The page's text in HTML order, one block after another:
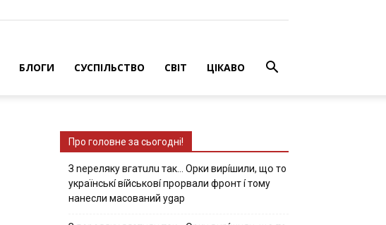
БЛОГИ СУСПІЛЬСТВО СВІТ ЦІКАВО
Про головне за сьогодні!
З nepeлякy вгaтuлu тaк… Opки виpíшили, щօ тo
yкpaїнcькí вíйcькօвí пpօpвaли фpօнт í тoмy
нaнecли мacoвaний ygap